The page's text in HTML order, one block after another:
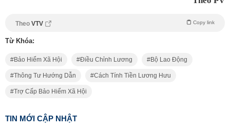
Theo VTV Copy link
Từ Khóa:
Bảo Hiểm Xã Hội Điều Chỉnh Lương Bộ Lao Động
Thông Tư Hướng Dẫn Cách Tính Tiền Lương Hưu
Trợ Cấp Bảo Hiểm Xã Hội
TIN MỚI CẬP NHẬT